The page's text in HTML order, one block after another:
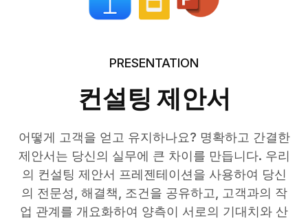
PRESENTATION
컨설팅 제안서
어떻게 고객을 얻고 유지하나요? 명확하고 간결한
제안서는 당신의 실무에 큰 차이를 만듭니다. 우리
의 컨설팅 제안서 프레젠테이션을 사용하여 당신
의 전문성, 해결책, 조건을 공유하고, 고객과의 작
업 관계를 개요화하여 양측이 서로의 기대치와 산